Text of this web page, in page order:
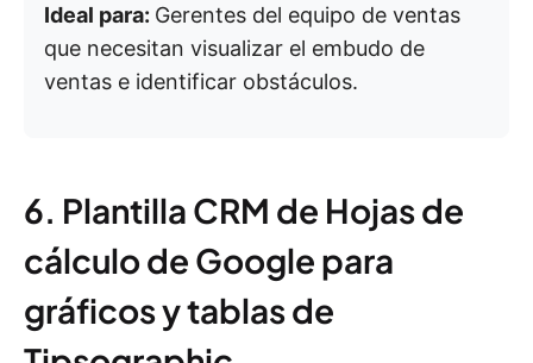
Ideal para: Gerentes del equipo de ventas
que necesitan visualizar el embudo de
ventas e identificar obstáculos.
6. Plantilla CRM de Hojas de
cálculo de Google para
gráficos y tablas de